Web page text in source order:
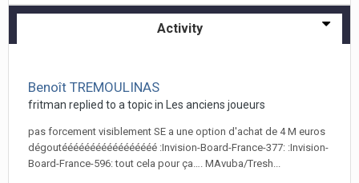
Activity
Benoît TREMOULINAS
fritman replied to a topic in Les anciens joueurs
pas forcement visiblement SE a une option d'achat de 4 M euros
dégoutééééééééééééééééé :Invision-Board-France-377: :Invision-
Board-France-596: tout cela pour ça…. MAvuba/Tresh...